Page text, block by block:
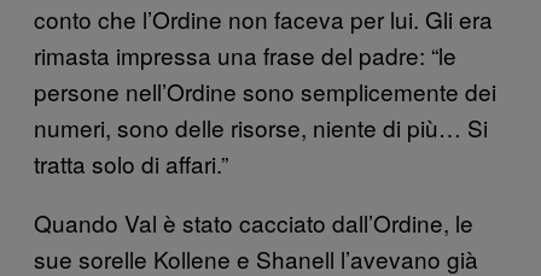
conto che l’Ordine non faceva per lui. Gli era
rimasta impressa una frase del padre: “le
persone nell’Ordine sono semplicemente dei
numeri, sono delle risorse, niente di più… Si
tratta solo di affari.”
Quando Val è stato cacciato dall’Ordine, le
sue sorelle Kollene e Shanell l’avevano già